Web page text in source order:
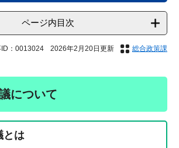
ページ内目次
ID：0013024 2026年2月20日更新 総合政策課
について
とは